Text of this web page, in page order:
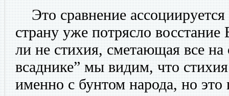
Это сравнение
страну уже потрясло
ли не стихия, сметающая все
всаднике” мы видим, что
именно с бунтом народа, но это